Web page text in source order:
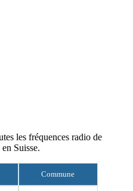
les fréquences radio de
Suisse.
Commune